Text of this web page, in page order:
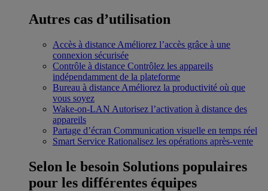
Autres cas d’utilisation
Accès à distance Améliorez l’accès grâce à une
connexion sécurisée
Contrôle à distance Contrôlez les appareils
indépendamment de la plateforme
Bureau à distance Améliorez la productivité où que
vous soyez
Wake-on-LAN Autorisez l’activation à distance des
appareils
Partage d’écran Communication visuelle en temps réel
Smart Service Rationalisez les opérations après-vente
Selon le besoin Solutions populaires
pour les différentes équipes